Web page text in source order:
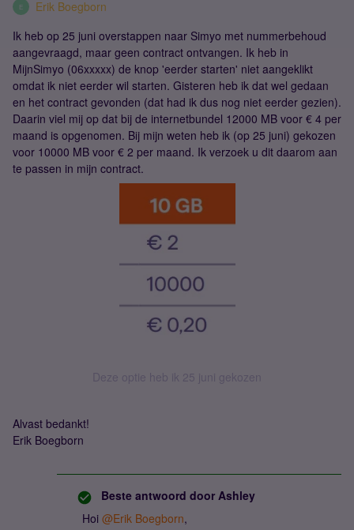
E
Erik Boegborn
Ik heb op 25 juni overstappen naar Simyo met nummerbehoud
aangevraagd, maar geen contract ontvangen. Ik heb in
MijnSimyo (06xxxxx) de knop 'eerder starten' niet aangeklikt
omdat ik niet eerder wil starten. Gisteren heb ik dat wel gedaan
en het contract gevonden (dat had ik dus nog niet eerder gezien).
Daarin viel mij op dat bij de internetbundel 12000 MB voor € 4 per
maand is opgenomen. Bij mijn weten heb ik (op 25 juni) gekozen
voor 10000 MB voor € 2 per maand. Ik verzoek u dit daarom aan
te passen in mijn contract.
Deze optie heb ik 25 juni gekozen
Alvast bedankt!
Erik Boegborn
Beste antwoord door Ashley
Hoi @Erik Boegborn,